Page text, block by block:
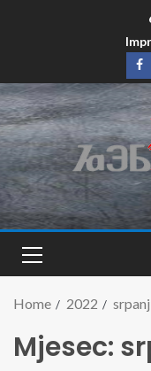
Home 2022 srpanj
Mjesec: